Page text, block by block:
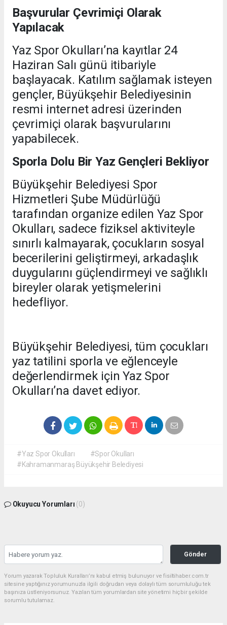
Başvurular Çevrimiçi Olarak
Yapılacak
Yaz Spor Okulları’na kayıtlar 24
Haziran Salı günü itibariyle
başlayacak. Katılım sağlamak isteyen
gençler, Büyükşehir Belediyesinin
resmi internet adresi üzerinden
çevrimiçi olarak başvurularını
yapabilecek.
Sporla Dolu Bir Yaz Gençleri Bekliyor
Büyükşehir Belediyesi Spor
Hizmetleri Şube Müdürlüğü
tarafından organize edilen Yaz Spor
Okulları, sadece fiziksel aktiviteyle
sınırlı kalmayarak, çocukların sosyal
becerilerini geliştirmeyi, arkadaşlık
duygularını güçlendirmeyi ve sağlıklı
bireyler olarak yetişmelerini
hedefliyor.
Büyükşehir Belediyesi, tüm çocukları
yaz tatilini sporla ve eğlenceyle
değerlendirmek için Yaz Spor
Okulları’na davet ediyor.
#Yaz Spor Okulları
#Spor Okulları
#Kahramanmaraş Büyükşehir Belediyesi
Okuyucu Yorumları (0)
Gönder
Yorum yazarak Topluluk Kuralları’nı kabul etmiş bulunuyor ve fisiltihaber.com.tr
sitesine yaptığınız yorumunuzla ilgili doğrudan veya dolaylı tüm sorumluluğu tek
başınıza üstleniyorsunuz. Yazılan tüm yorumlardan site yönetimi hiçbir şekilde
sorumlu tutulamaz.